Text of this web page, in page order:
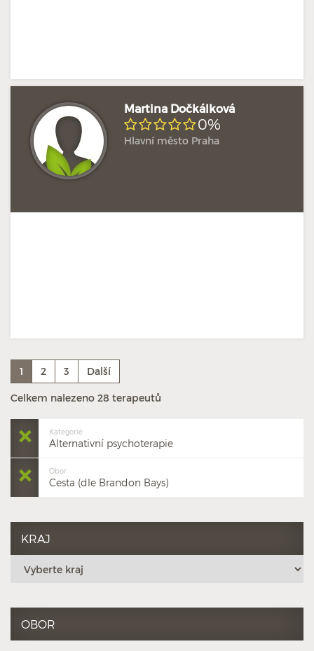
Martina Dočkálková
0%
Hlavní město Praha
1 2 3 Další
Celkem nalezeno 28 terapeutů
Kategorie
Alternativní psychoterapie
Obor
Cesta (dle Brandon Bays)
KRAJ
OBOR